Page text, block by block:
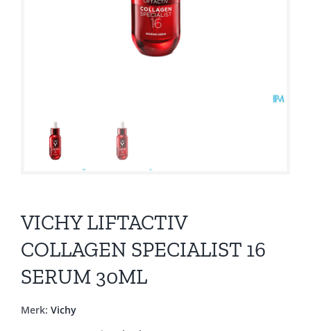
VICHY LIFTACTIV
COLLAGEN SPECIALIST 16
SERUM 30ML
Merk: Vichy